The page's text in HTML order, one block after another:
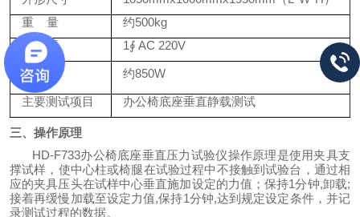
重
量 约500kg
电
源 1∮ AC 220V
功 率 约850W
主要测试项目 办公椅底座垂直静载测试
三、操作原理
HD-F733办公椅底座垂直压力试验仪操作原理是使用夹具支
撑试样，使中心柱或椅腿在试验过程中不接触到试验台，通过相
应的夹具压头在试样中心垂直施加设定的力值；保持1分钟,卸载;
接着再缓慢加载至设定力值,保持1分钟,达到规定设定条件，并记
录测试过程的数据。